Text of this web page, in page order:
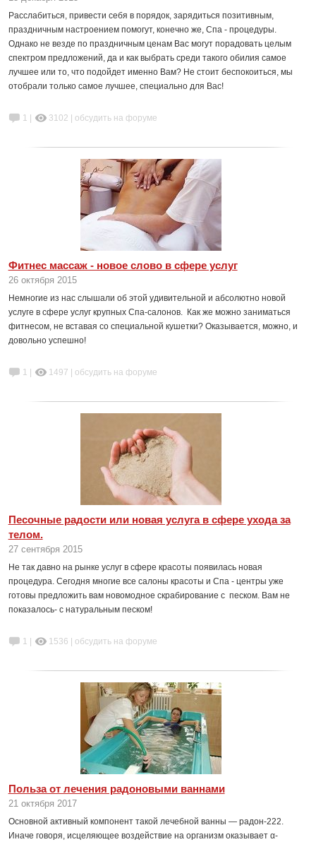
Расслабиться, привести себя в порядок, зарядиться позитивным,
праздничным настроением помогут, конечно же, Спа - процедуры.
Однако не везде по праздничным ценам Вас могут порадовать целым
спектром предложений, да и как выбрать среди такого обилия самое
лучшее или то, что подойдет именно Вам? Не стоит беспокоиться, мы
отобрали только самое лучшее, специально для Вас!
1 | 3102 обсудить на форуме
Фитнес массаж - новое слово в сфере услуг
26 октября 2015
Немногие из нас слышали об этой удивительной и абсолютно новой
услуге в сфере услуг крупных Спа-салонов. Как же можно заниматься
фитнесом, не вставая со специальной кушетки? Оказывается, можно, и
довольно успешно!
1 | 1497 обсудить на форуме
Песочные радости или новая услуга в сфере ухода за
телом.
27 сентября 2015
Не так давно на рынке услуг в сфере красоты появилась новая
процедура. Сегодня многие все салоны красоты и Спа - центры уже
готовы предложить вам новомодное скрабирование с песком. Вам не
показалось- с натуральным песком!
1 | 1536 обсудить на форуме
Польза от лечения радоновыми ваннами
21 октября 2017
Основной активный компонент такой лечебной ванны — радон-222.
Иначе говоря, исцеляющее воздействие на организм оказывает α-